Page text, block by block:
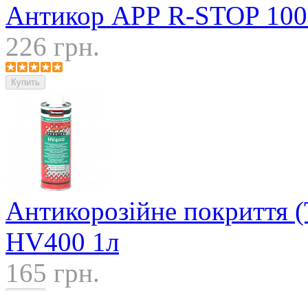
Антикор АРР R-STOP
226 грн.
Антикорозійне покриття
HV400 1л
165 грн.